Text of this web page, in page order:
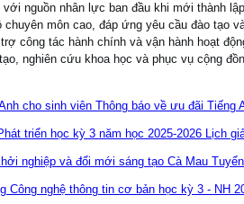
nguồn nhân lực ban đầu khi mới thành
môn cao, đáp ứng yêu cầu đào tạo
công tác hành chính và vận hành hoạt
nghiên cứu khoa học và phục vụ cộng
Thông báo về ưu đãi Tiếng
Lịch